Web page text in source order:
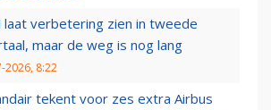
laat verbetering zien in tweede
maar de weg is nog lang
2026, 8:22
tekent voor zes extra Airbus